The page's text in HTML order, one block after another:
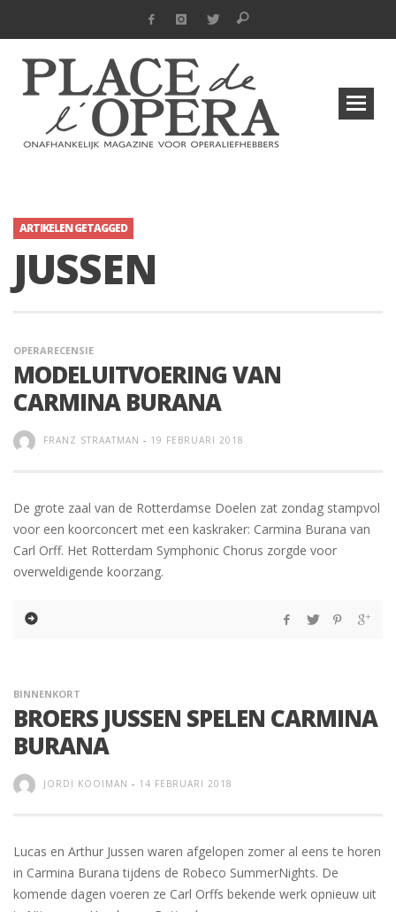
ARTIKELEN GETAGGED
JUSSEN
OPERARECENSIE
MODELUITVOERING VAN
CARMINA BURANA
FRANZ STRAATMAN - 19 FEBRUARI 2018
De grote zaal van de Rotterdamse Doelen zat zondag stampvol
voor een koorconcert met een kaskraker: Carmina Burana van
Carl Orff. Het Rotterdam Symphonic Chorus zorgde voor
overweldigende koorzang.
BINNENKORT
BROERS JUSSEN SPELEN CARMINA
BURANA
JORDI KOOIMAN - 14 FEBRUARI 2018
Lucas en Arthur Jussen waren afgelopen zomer al eens te horen
in Carmina Burana tijdens de Robeco SummerNights. De
komende dagen voeren ze Carl Orffs bekende werk opnieuw uit